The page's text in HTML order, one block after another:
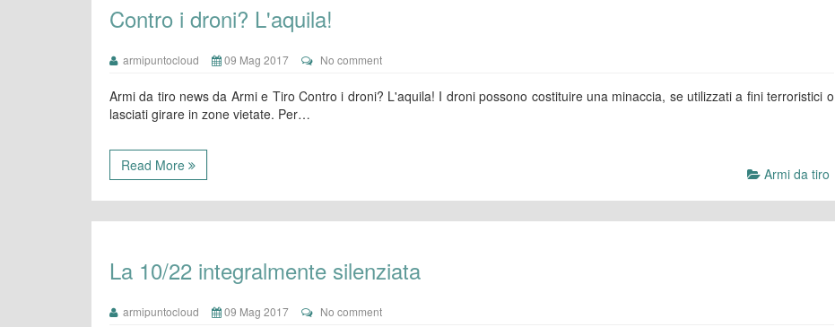
Contro i droni? L'aquila!
armipuntocloud 09 Mag 2017 No comment
Armi da tiro news da Armi e Tiro Contro i droni? L'aquila! I droni possono costituire una minaccia, se utilizzati a fini terroristici o
lasciati girare in zone vietate. Per…
Read More Armi da tiro
La 10/22 integralmente silenziata
armipuntocloud 09 Mag 2017 No comment